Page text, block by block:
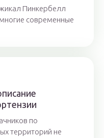
Пинкербелл
современные
по
территорий не